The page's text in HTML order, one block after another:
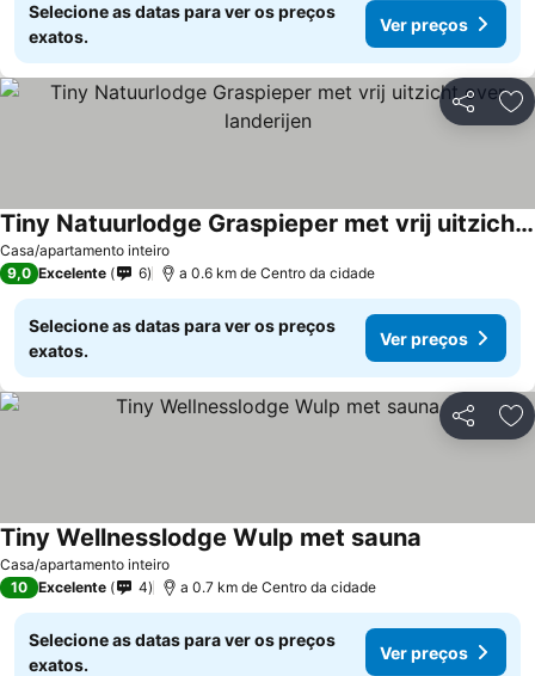
Selecione as datas para ver os preços
exatos.
Ver preços
Partilhar
Casa/apartamento inteiro
Tiny Natuurlodge Graspieper met vrij uitzicht over landerijen
9,0 Excelente 6 a 0.6 km de Centro da cidade
Selecione as datas para ver os preços
exatos.
Ver preços
Partilhar
Casa/apartamento inteiro
Tiny Wellnesslodge Wulp met sauna
10 Excelente 4 a 0.7 km de Centro da cidade
Selecione as datas para ver os preços
exatos.
Ver preços